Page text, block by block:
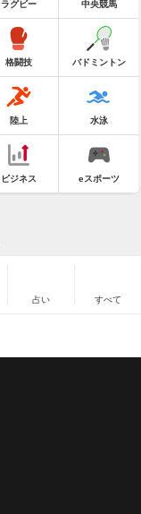
ラグビー 中央競馬
格闘技 バドミントン
陸上 水泳
ビジネス eスポーツ
占い すべて